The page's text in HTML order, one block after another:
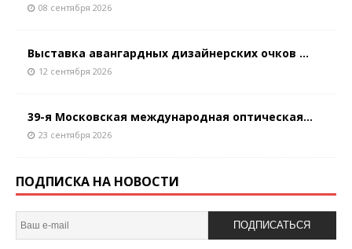
08 сентября 2026
Выставка авангардных дизайнерских очков ...
12 сентября 2026
39-я Московская международная оптическая...
23 сентября 2026
ПОДПИСКА НА НОВОСТИ
ПОДПИСАТЬСЯ